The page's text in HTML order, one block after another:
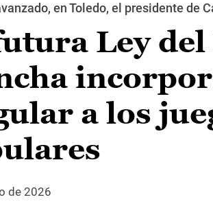
en Toledo, el presidente de
Ley
a los
de 2026